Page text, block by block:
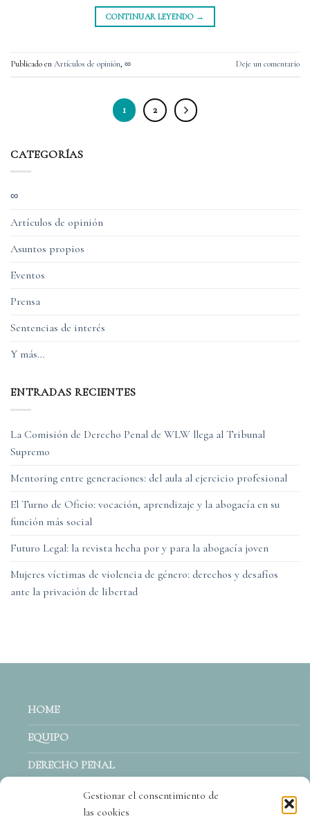
Gestionar el consentimiento de
las cookies
CONTINUAR LEYENDO →
Publicado enArtículos de opinión, ∞ Deje un comentario
1 2
CATEGORÍAS
∞
Artículos de opinión
Asuntos propios
Eventos
Prensa
Sentencias de interés
Y más…
ENTRADAS RECIENTES
La Comisión de Derecho Penal de WLW llega al Tribunal
Supremo
Mentoring entre generaciones: del aula al ejercicio profesional
El Turno de Oficio: vocación, aprendizaje y la abogacía en su
función más social
Futuro Legal: la revista hecha por y para la abogacía joven
Mujeres víctimas de violencia de género: derechos y desafíos
ante la privación de libertad
HOME
EQUIPO
DERECHO PENAL
ACTUALIDAD
CONTACTO